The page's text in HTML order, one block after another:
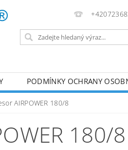
PODMÍNKY OCHRANY
AKUMULÁTOROVÉ NÁŘADÍ
RUČNÍ NÁŘADÍ AKU
AIRPOWER 180/8
180/8